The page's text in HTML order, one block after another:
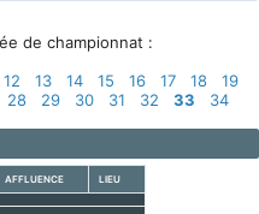
de championnat :
12 13 14 15 16 17 18
19
28 29 30 31 32 33 34
AFFLUENCE LIEU